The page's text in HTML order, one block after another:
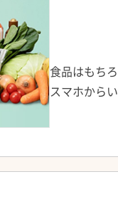
食品はもち
スマホから